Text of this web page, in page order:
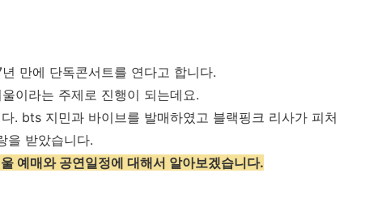
만에 단독콘서트를 연다고 합니다.
이라는 주제로 진행이 되는데요.
. bts 지민과 바이브를 발매하였고 블랙핑크 리사가 피처
을 받았습니다.
예매와 공연일정에 대해서 알아보겠습니다.